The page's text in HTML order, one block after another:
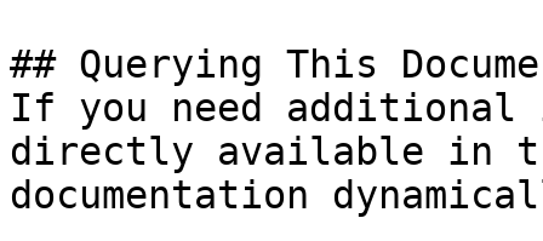
## Querying This
If you need
directly available in
documentation